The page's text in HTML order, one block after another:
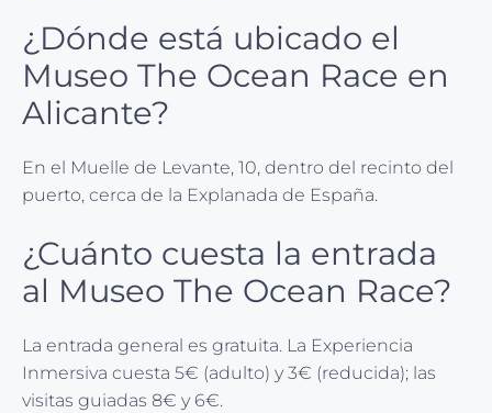
¿Dónde está ubicado el
Museo The Ocean Race en
Alicante?
En el Muelle de Levante, 10, dentro del recinto del
puerto, cerca de la Explanada de España.
¿Cuánto cuesta la entrada
al Museo The Ocean Race?
La entrada general es gratuita. La Experiencia
Inmersiva cuesta 5€ (adulto) y 3€ (reducida); las
visitas guiadas 8€ y 6€.